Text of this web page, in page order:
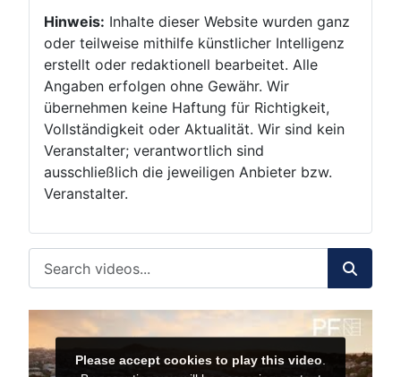
Hinweis: Inhalte dieser Website wurden ganz
oder teilweise mithilfe künstlicher Intelligenz
erstellt oder redaktionell bearbeitet. Alle
Angaben erfolgen ohne Gewähr. Wir
übernehmen keine Haftung für Richtigkeit,
Vollständigkeit oder Aktualität. Wir sind kein
Veranstalter; verantwortlich sind
ausschließlich die jeweiligen Anbieter bzw.
Veranstalter.